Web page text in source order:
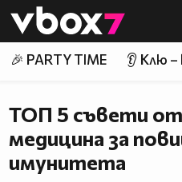
👾
🎉 PARTY TIME 👂 Клю
ТОП 5 съвети
медицина за
имунитета